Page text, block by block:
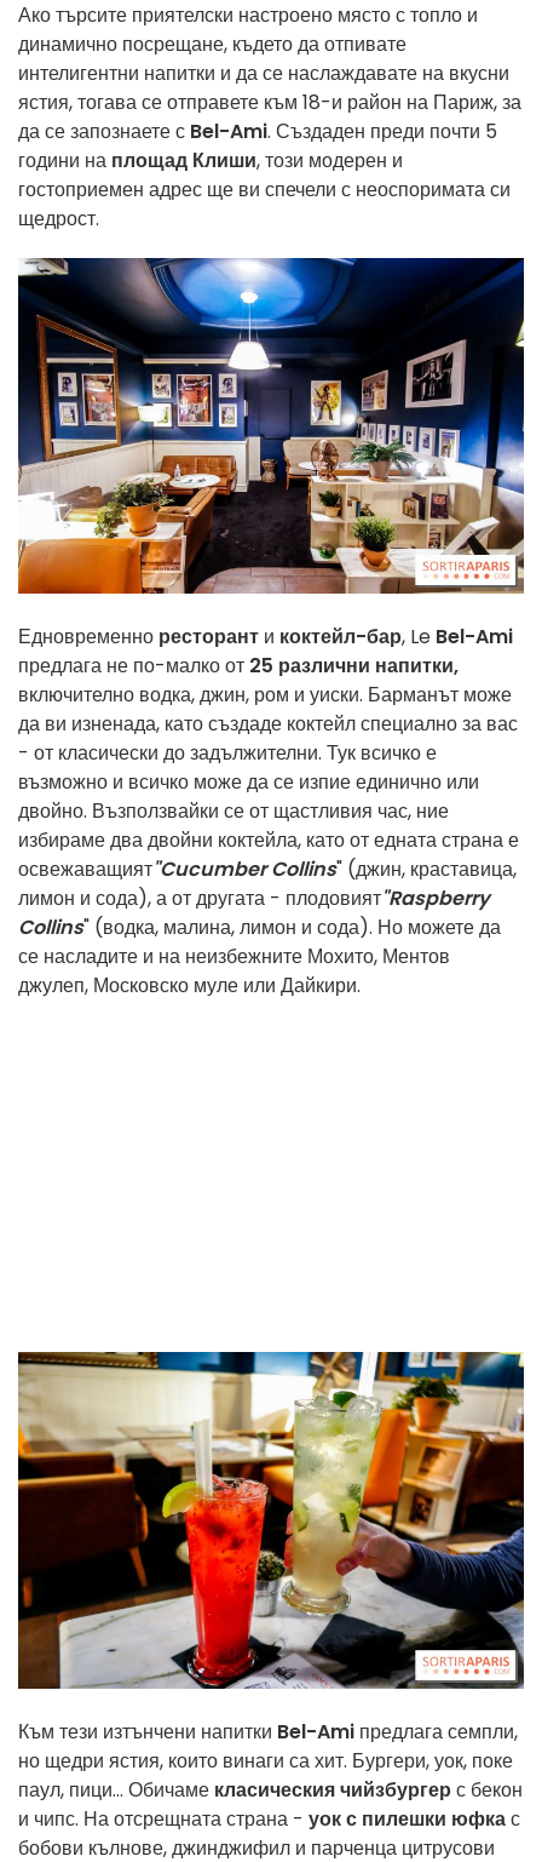
Ако търсите приятелски настроено място с топло и
динамично посрещане, където да отпивате
интелигентни напитки и да се наслаждавате на вкусни
ястия, тогава се отправете към 18-и район на Париж, за
да се запознаете с Bel-Ami. Създаден преди почти 5
години на площад Клиши, този модерен и
гостоприемен адрес ще ви спечели с неоспоримата си
щедрост.
Едновременно ресторант и коктейл-бар, Le Bel-Ami
предлага не по-малко от 25 различни напитки,
включително водка, джин, ром и уиски. Барманът може
да ви изненада, като създаде коктейл специално за вас
- от класически до задължителни. Тук всичко е
възможно и всичко може да се изпие единично или
двойно. Възползвайки се от щастливия час, ние
избираме два двойни коктейла, като от едната страна е
освежаващият"Cucumber Collins" (джин, краставица,
лимон и сода), а от другата - плодовият"Raspberry
Collins" (водка, малина, лимон и сода). Но можете да
се насладите и на неизбежните Мохито, Ментов
джулеп, Московско муле или Дайкири.
Към тези изтънчени напитки Bel-Ami предлага семпли,
но щедри ястия, които винаги са хит. Бургери, уок, поке
паул, пици... Обичаме класическия чийзбургер с бекон
и чипс. На отсрещната страна - уок с пилешки юфкас
бобови кълнове, джинджифил и парченца цитрусови